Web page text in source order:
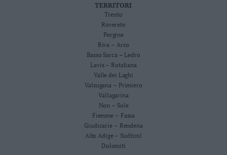
TERRITORI
Trento
Rovereto
Pergine
Riva – Arco
Basso Sarca – Ledro
Lavis – Rotaliana
Valle dei Laghi
Valsugana – Primiero
Vallagarina
Non – Sole
Fiemme – Fassa
Giudicarie – Rendena
Alto Adige – Südtirol
Dolomiti